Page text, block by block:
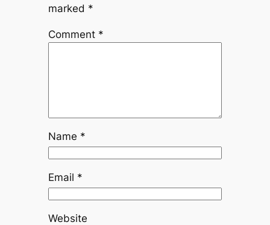
marked *
Comment *
Name *
Email *
Website